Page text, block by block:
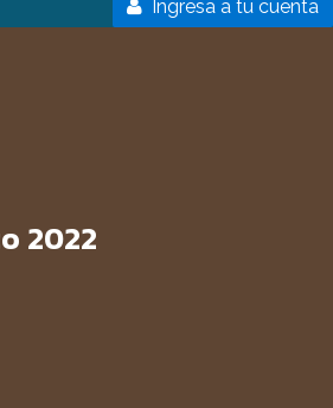
Ingresa a tu cuenta
2022